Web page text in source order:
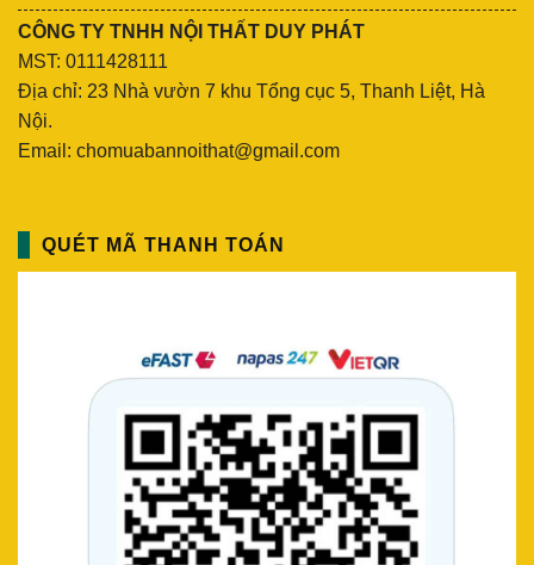
CÔNG TY TNHH NỘI THẤT DUY PHÁT
MST: 0111428111
Địa chỉ: 23 Nhà vườn 7 khu Tổng cục 5, Thanh Liệt, Hà
Nội.
Email: chomuabannoithat@gmail.com
QUÉT MÃ THANH TOÁN